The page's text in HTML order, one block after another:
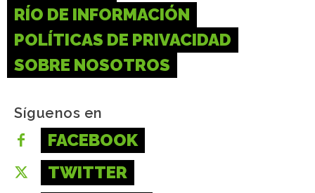
RÍO DE INFORMACIÓN
POLÍTICAS DE PRIVACIDAD
SOBRE NOSOTROS
Síguenos en
FACEBOOK
TWITTER